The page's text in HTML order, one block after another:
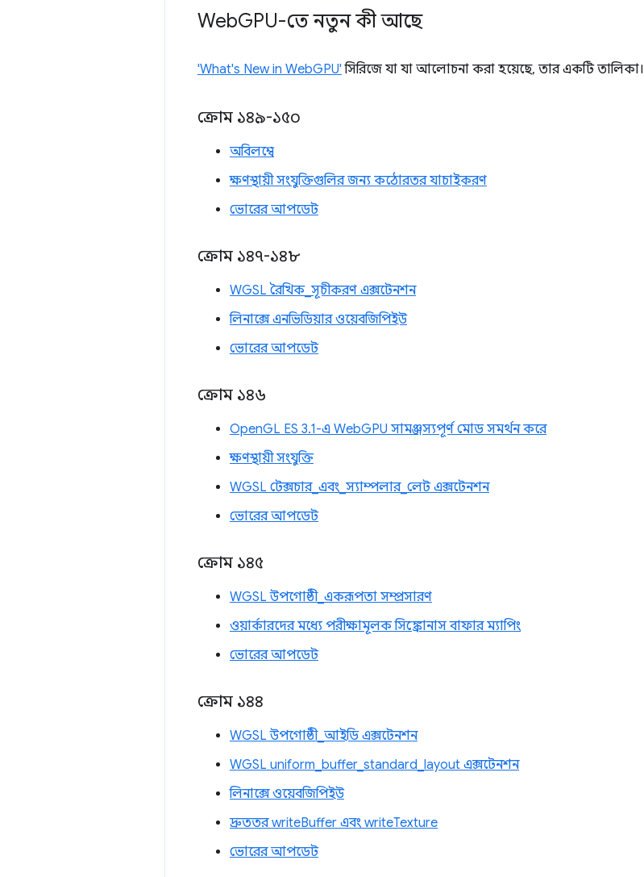
WebGPU-তে নতুন কী আছে
'What's New in WebGPU' সিরিজে যা যা আলোচনা করা হয়েছে, তার একটি তালিকা।
ক্রোম ১৪৯-১৫০
অবিলম্বে
ক্ষণস্থায়ী সংযুক্তিগুলির জন্য কঠোরতর যাচাইকরণ
ভোরের আপডেট
ক্রোম ১৪৭-১৪৮
WGSL রৈখিক_সূচীকরণ এক্সটেনশন
লিনাক্সে এনভিডিয়ার ওয়েবজিপিইউ
ভোরের আপডেট
ক্রোম ১৪৬
OpenGL ES 3.1-এ WebGPU সামঞ্জস্যপূর্ণ মোড সমর্থন করে
ক্ষণস্থায়ী সংযুক্তি
WGSL টেক্সচার_এবং_স্যাম্পলার_লেট এক্সটেনশন
ভোরের আপডেট
ক্রোম ১৪৫
WGSL উপগোষ্ঠী_একরূপতা সম্প্রসারণ
ওয়ার্কারদের মধ্যে পরীক্ষামূলক সিঙ্ক্রোনাস বাফার ম্যাপিং
ভোরের আপডেট
ক্রোম ১৪৪
WGSL উপগোষ্ঠী_আইডি এক্সটেনশন
WGSL uniform_buffer_standard_layout এক্সটেনশন
লিনাক্সে ওয়েবজিপিইউ
দ্রুততর writeBuffer এবং writeTexture
ভোরের আপডেট